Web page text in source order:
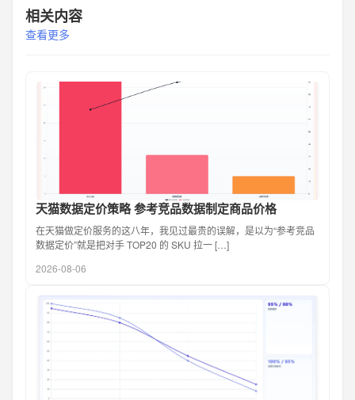
相关内容
查看更多
天猫数据定价策略 参考竞品数据制定商品价格
在天猫做定价服务的这八年，我见过最贵的误解，是以为“参考竞品
数据定价”就是把对手 TOP20 的 SKU 拉一 […]
2026-08-06